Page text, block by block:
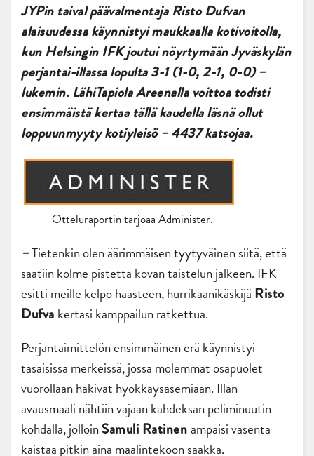
JYPin taival päävalmentaja Risto Dufvan
alaisuudessa käynnistyi maukkaalla kotivoitolla,
kun Helsingin IFK joutui nöyrtymään Jyväskylän
perjantai-illassa lopulta 3-1 (1-0, 2-1, 0-0) –
lukemin. LähiTapiola Areenalla voittoa todisti
ensimmäistä kertaa tällä kaudella läsnä ollut
loppuunmyyty kotiyleisö – 4437 katsojaa.
Otteluraportin tarjoaa Administer.
–Tietenkin olen äärimmäisen tyytyväinen siitä, että
saatiin kolme pistettä kovan taistelun jälkeen. IFK
esitti meille kelpo haasteen, hurrikaanikäskijä Risto
Dufva kertasi kamppailun ratkettua.
Perjantaimittelön ensimmäinen erä käynnistyi
tasaisissa merkeissä, jossa molemmat osapuolet
vuorollaan hakivat hyökkäysasemiaan. Illan
avausmaali nähtiin vajaan kahdeksan peliminuutin
kohdalla, jolloinSamuli Ratinenampaisi vasenta
kaistaa pitkin aina maalintekoon saakka.